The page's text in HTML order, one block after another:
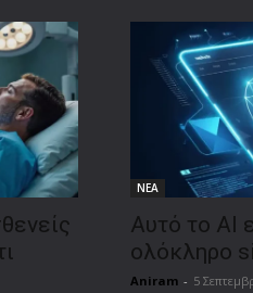
ΝΕΑ
Αυτό το ΑΙ
ολόκληρο
Aniram - 5